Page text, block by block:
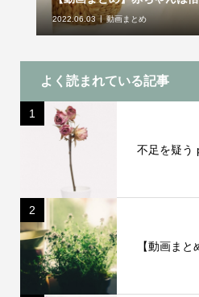
2022.06.03 動画まとめ
よく読まれている記事
1
不足を疑う
2
【動画ま